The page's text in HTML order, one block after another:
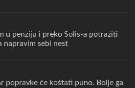
u penziju i preko Solis-a potraziti
napravim sebi nest
popravke će koštati puno. Bolje ga